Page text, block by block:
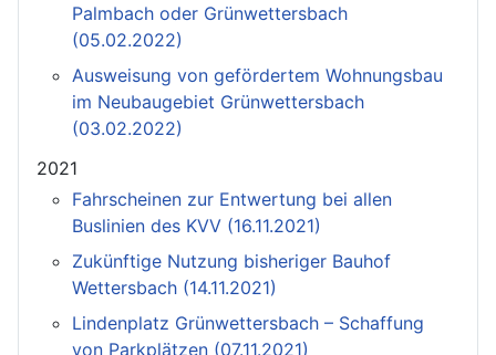
Palmbach oder Grünwettersbach
(05.02.2022)
Ausweisung von gefördertem Wohnungsbau
im Neubaugebiet Grünwettersbach
(03.02.2022)
2021
Fahrscheinen zur Entwertung bei allen
Buslinien des KVV (16.11.2021)
Zukünftige Nutzung bisheriger Bauhof
Wettersbach (14.11.2021)
Lindenplatz Grünwettersbach – Schaffung
von Parkplätzen (07.11.2021)